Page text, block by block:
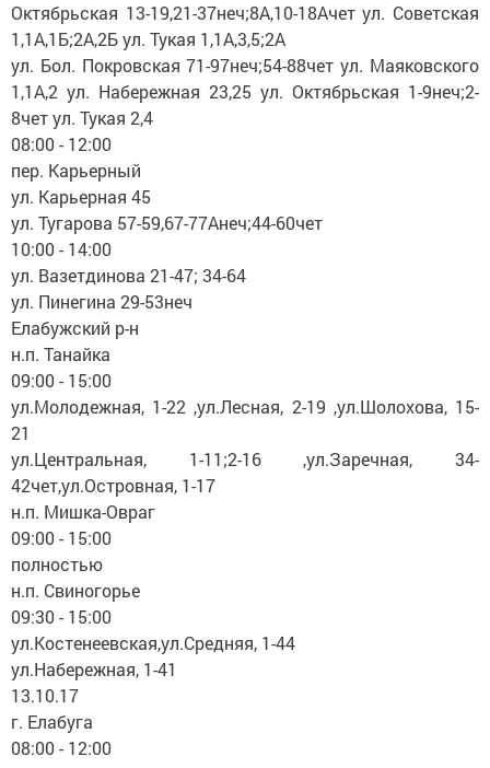
Октябрьская 13-19,21-37неч;8А,10-18Ачет ул. Советская
1,1А,1Б;2А,2Б ул. Тукая 1,1А,3,5;2А
ул. Бол. Покровская 71-97неч;54-88чет ул. Маяковского
1,1А,2 ул. Набережная 23,25 ул. Октябрьская 1-9неч;2-
8чет ул. Тукая 2,4
08:00 - 12:00
пер. Карьерный
ул. Карьерная 45
ул. Тугарова 57-59,67-77Анеч;44-60чет
10:00 - 14:00
ул. Вазетдинова 21-47; 34-64
ул. Пинегина 29-53неч
Елабужский р-н
н.п. Танайка
09:00 - 15:00
ул.Молодежная, 1-22 ,ул.Лесная, 2-19 ,ул.Шолохова, 15-
21
ул.Центральная, 1-11;2-16 ,ул.Заречная, 34-
42чет,ул.Островная, 1-17
н.п. Мишка-Овраг
09:00 - 15:00
полностью
н.п. Свиногорье
09:30 - 15:00
ул.Костенеевская,ул.Средняя, 1-44
ул.Набережная, 1-41
13.10.17
г. Елабуга
08:00 - 12:00